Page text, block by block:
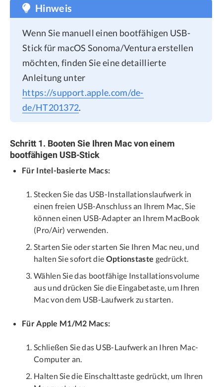
Hinweis
Wenn Sie manuell einen bootfähigen USB-
Stick für macOS Sonoma/Ventura erstellen
möchten, finden Sie eine detaillierte
Anleitung unter
https://support.apple.com/de-
de/HT201372.
Schritt 1. Booten Sie Ihren Mac von einem
bootfähigen USB-Stick
Für Intel-basierte Macs:
Stecken Sie das USB-Installationslaufwerk in
einen freien USB-Anschluss an Ihrem Mac, Sie
können einen USB-Adapter an Ihrem MacBook
(Pro/Air) verwenden.
Starten Sie oder starten Sie Ihren Mac neu, und
halten Sie sofort die Optionstaste gedrückt.
Wählen Sie das bootfähige Installationsvolume
aus und drücken Sie die Eingabetaste, um Ihren
Mac von dem USB-Laufwerk zu starten.
Für Apple M1/M2 Macs:
Schließen Sie das USB-Laufwerk an Ihren Mac-
Computer an.
Halten Sie die Einschalttaste gedrückt, um Ihren